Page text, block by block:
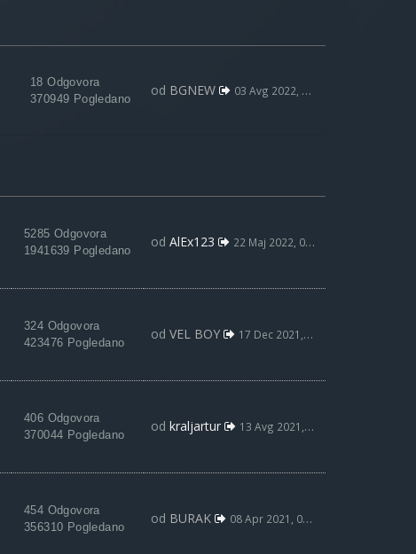
18 Odgovora
370949 Pogledano
od BGNEW 03 Avg 2022, 09:59
5285 Odgovora
1941639 Pogledano
od AlEx123 22 Maj 2022, 00:52
324 Odgovora
423476 Pogledano
od VEL BOY 17 Dec 2021, 15:53
406 Odgovora
370044 Pogledano
od kraljartur 13 Avg 2021, 22:43
454 Odgovora
356310 Pogledano
od BURAK 08 Apr 2021, 01:19